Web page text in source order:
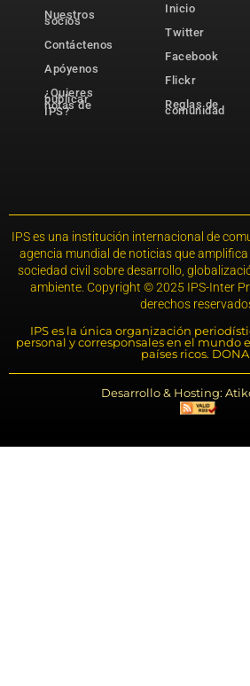
Nuestros
socios
Contáctenos
Apóyenos
¿Quieres
publicar
notas de
IPS?
Inicio
Twitter
Facebook
Flickr
Reglas de
comunidad
IPS es una institución internacional de
agencia mundial de noticias que amplifica
sociedad civil sobre desarrollo,
ambiente. Copyright © 2025 IPS-Inter
derechos
IPS es la única organización
personal y corresponsales en el mundo
países ricos.
Desarrollo & Hosting: